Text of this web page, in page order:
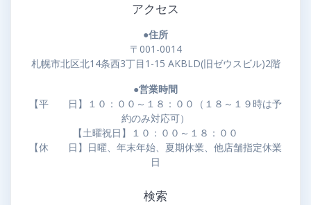
アクセス
●住所
〒001-0014
札幌市北区北14条西3丁目1-15 AKBLD(旧ゼウスビル)2階
●営業時間
【平 日】１０：００～１８：００（１８～１９時は予
約のみ対応可）
【土曜祝日】１０：００～１８：００
【休 日】日曜、年末年始、夏期休業、他店舗指定休業
日
検索